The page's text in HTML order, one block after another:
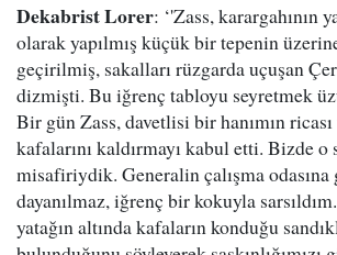
Dekabrist Lorer: ‘'Zass, karargahının
olarak yapılmış küçük bir tepenin
geçirilmiş, sakalları rüzgarda uçuşan
dizmişti. Bu iğrenç tabloyu seyretmek
Bir gün Zass, davetlisi bir hanımın
kafalarını kaldırmayı kabul etti. Bizde o
misafiriydik. Generalin çalışma
dayanılmaz, iğrenç bir kokuyla
yatağın altında kafaların konduğu